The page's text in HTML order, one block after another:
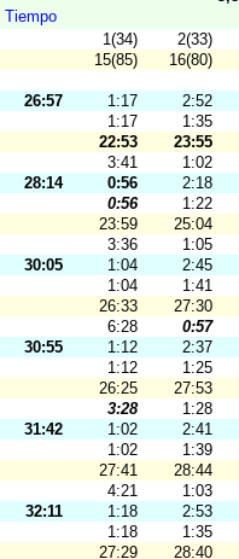
Tiempo
1(34)
2(33)
15(85)
16(80)
26:57 1:17
2:52
1:17
1:35
22:53
23:55
3:41
1:02
28:14 0:56
2:18
0:56
1:22
23:59
25:04
3:36
1:05
30:05 1:04
2:45
1:04
1:41
26:33
27:30
6:28
0:57
30:55 1:12
2:37
1:12
1:25
26:25
27:53
3:28
1:28
31:42 1:02
2:41
1:02
1:39
27:41
28:44
4:21
1:03
32:11 1:18
2:53
1:18
1:35
27:29
28:40